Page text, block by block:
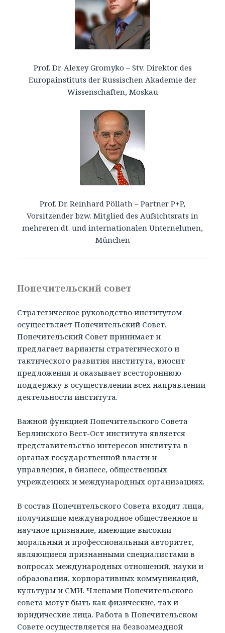
Prof. Dr. Alexey Gromyko – Stv. Direktor des
Europainstituts der Russischen Akademie der
Wissenschaften, Moskau
Prof. Dr. Reinhard Pöllath – Partner P+P,
Vorsitzender bzw. Mitglied des Aufsichtsrats in
mehreren dt. und internationalen Unternehmen,
München
Попечительский совет
Стратегическое руководство институтом
осуществляет Попечительский Совет.
Попечительский Совет принимает и
предлагает варианты стратегического и
тактического развития института, вносит
предложения и оказывает всестороннюю
поддержку в осуществлении всех направлений
деятельности института.
Важной функцией Попечительского Совета
Берлинского Вест-Ост института является
представительство инте­ресов института в
органах государственной власти и
управления, в бизнесе, общественных
учреждениях и международных организациях.
В состав Попечительского Совета входят лица,
получившие международное общественное и
научное признание, имеющие высокий
моральный и професси­ональный авторитет,
являющиеся признанными специалистами в
вопросах международных отношений, науки и
образования, корпоративных коммуникаций,
культуры и СМИ. Членами Попечительского
совета могут быть как физические, так и
юридические лица. Работа в Попечительском
Совете осуществляется на безвозмездной